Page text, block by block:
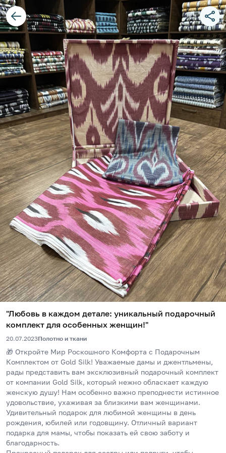
"Любовь в каждом детале: уникальный подарочный
комплект для особенных женщин!"
20.07.2023Полотно и ткани
🎁 Откройте Мир Роскошного Комфорта с Подарочным
Комплектом от Gold Silk! Уважаемые дамы и джентльмены,
рады представить вам эксклюзивный подарочный комплект
от компании Gold Silk, который нежно обласкает каждую
женскую душу! Нам особенно важно преподнести истинное
удовольствие, ухаживая за близкими вам женщинами.
Удивительный подарок для любимой женщины в день
рождения, юбилей или годовщину. Отличный вариант
подарка для мамы, чтобы показать ей свою заботу и
благодарность.